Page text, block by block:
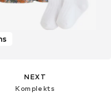
NEXT
Komplekts